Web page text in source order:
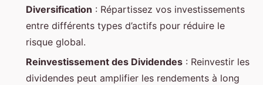
Diversification : Répartissez vos investissements
entre différents types d’actifs pour réduire le
risque global.
Reinvestissement des Dividendes : Reinvestir les
dividendes peut amplifier les rendements à long